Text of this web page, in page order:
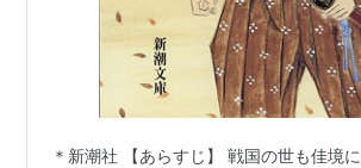
＊新潮社 【あらすじ】 戦国の世も佳境